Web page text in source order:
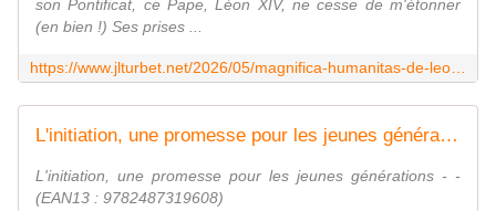
son Pontificat, ce Pape, Léon XIV, ne cesse de m'étonner
(en bien !) Ses prises ...
https://www.jlturbet.net/2026/05/magnifica-humanitas-de-leon-xiv.une-theologie-de-la-dignite-humaine-a-l-age-des-machines.html
L'initiation, une promesse pour les jeunes générations - - (EAN13 : 9782487319608) | Boutique V PUBLICATIONS éditions
L'initiation, une promesse pour les jeunes générations - -
(EAN13 : 9782487319608)